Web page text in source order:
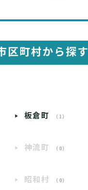
区町村から探す
板倉町 （1）
神流町 （0）
昭和村 （0）